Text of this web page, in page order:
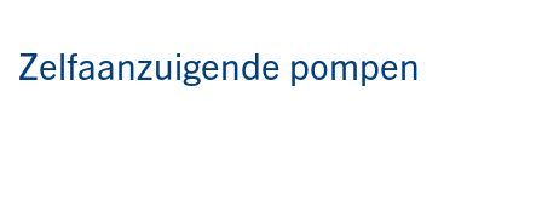
Zelfaanzuigende pompen